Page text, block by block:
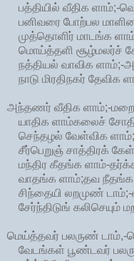
பத்தியில் வீதிக ளாம்;-
பனிவரை போற்பல
முத்தொளிர் மாடங்க
மொய்த்தளி சூழ்மலர்ச்
நத்தியல் வாவிக ளாம்;-
நாடு மிரதிநகர் தேவிக
அந்தணர் வீதிக ளாம்;-மறை
யாதிக ளாம்கலைச்
செந்தழல் வேள்விக
சீர்பெறுஞ் சாத்திரக்
மந்திர கீதங்க ளாம்-
வாதங்க ளாம்;தவ நீதங்க
சிந்தையி லறமுண் டாம்;-
சேர்ந்திடுங் கலிசெயும்
மெய்த்தவர் பலருண் டாம்,-
வேடங்கள் பூண்டவர்